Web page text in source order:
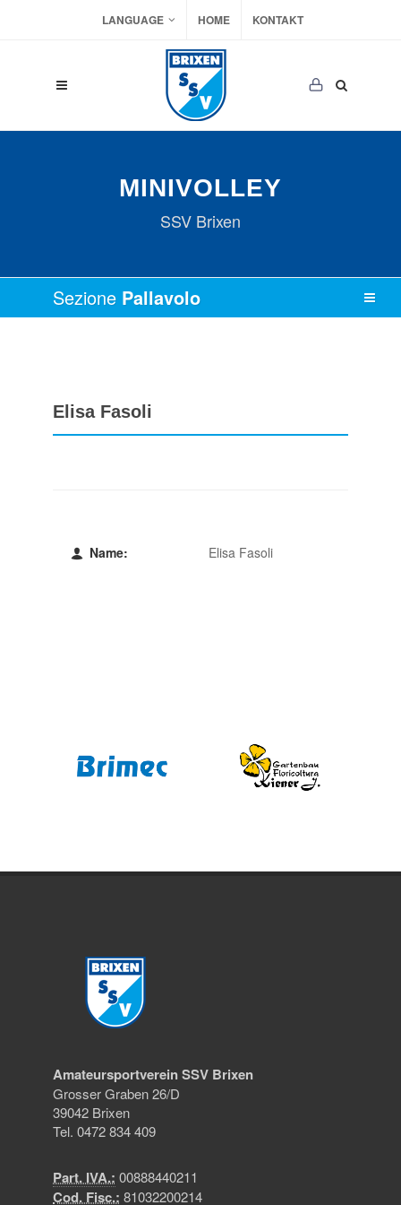
LANGUAGE HOME KONTAKT
MINIVOLLEY
SSV Brixen
Sezione Pallavolo
Elisa Fasoli
Name: Elisa Fasoli
Amateursportverein SSV Brixen
Grosser Graben 26/D
39042 Brixen
Tel. 0472 834 409
Part. IVA.: 00888440211
Cod. Fisc.: 81032200214